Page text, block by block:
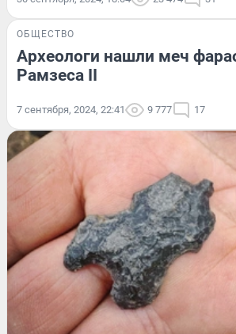
ОБЩЕСТВО
Археологи нашли меч
Рамзеса II
7 сентября, 2024, 22:41 9 777 17